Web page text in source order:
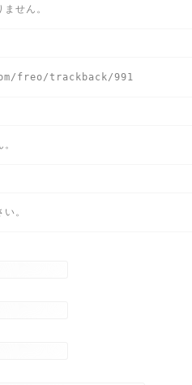
せん。
freo/trackback/991
。